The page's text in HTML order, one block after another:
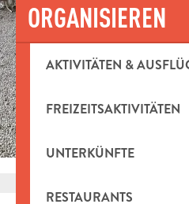
ORGANISIEREN
AKTIVITÄTEN &
FREIZEITSAKTIVITÄTEN
UNTERKÜNFTE
RESTAURANTS